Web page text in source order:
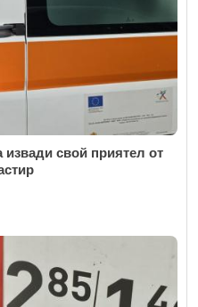
извади свой приятел от